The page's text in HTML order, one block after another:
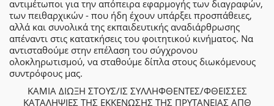
αντιμέτωποι για την απόπειρα εφαρμογής των διαγραφών,
των πειθαρχικών - που ήδη έχουν υπάρξει προσπάθειες,
αλλά και συνολικά της εκπαιδευτικής αναδιάρθρωσης
απέναντι στις κατατκήσεις του φοιτητικού κινήματος. Να
αντισταθούμε στην επέλαση του σύγχρονου
ολοκληρωτισμού, να σταθούμε δίπλα στους διωκόμενους
συντρόφους μας.
ΚΑΜΙΑ ΔΙΩΞΗ ΣΤΟΥΣ/ΙΣ ΣΥΛΛΗΦΘΕΝΤΕΣ/ΦΘΕΙΣΣΕΣ
ΚΑΤΑΛΗΨΙΕΣ ΤΗΣ ΕΚΚΕΝΩΣΗΣ ΤΗΣ ΠΡΥΤΑΝΕΙΑΣ ΑΠΘ